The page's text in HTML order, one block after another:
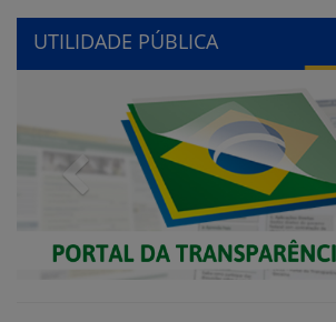
UTILIDADE PÚBLICA
Previous